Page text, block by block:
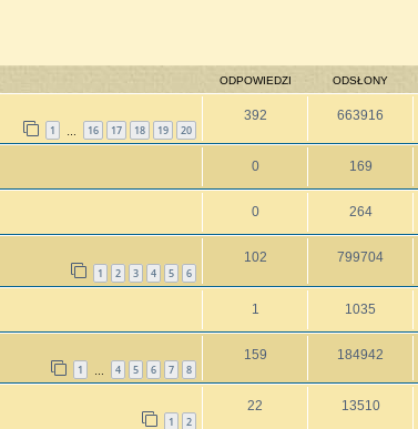
ODPOWIEDZI ODSŁONY
1 16 17 18 19 20
392 663916
0 169
0 264
1 2 3 4 5 6
102 799704
1 1035
1 4 5 6 7 8
159 184942
1 2
22 13510